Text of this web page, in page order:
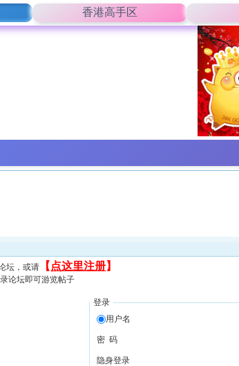
香港高手区
坛，或请 【 点这里注册】
论坛即可游览帖子
登录
用户名
密 码
隐身登录